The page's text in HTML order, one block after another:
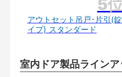
アウトセット吊戸･片引(
イプ) スタンダード
室内ドア製品ラインア